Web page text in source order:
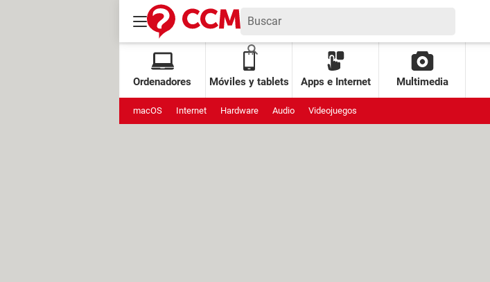
Ordenadores Móviles y tablets Apps e Internet Multimedia
macOS Internet Hardware Audio Videojuegos